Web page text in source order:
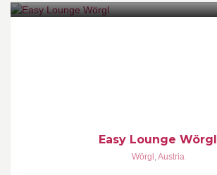
Easy Lounge Wörgl
Wörgl ,Austria